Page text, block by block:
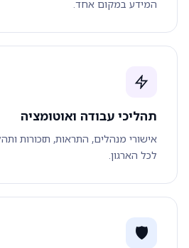
המידע במקום אחד.
תהליכי עבודה ואוטומציה
אישורי מנהלים, התראות, תזכורות
לכל הארגון.
🛡️